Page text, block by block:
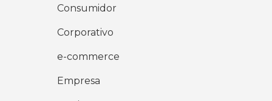
Consumidor
Corporativo
e-commerce
Empresa